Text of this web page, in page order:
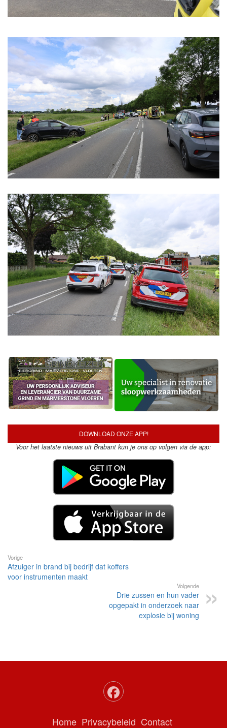
DOWNLOAD ONZE APP!
Voor het laatste nieuws uit Brabant kun je ons op volgen via de app:
Vorige
Afzuiger in brand bij bedrijf dat koffers
voor instrumenten maakt
Volgende
Drie zussen en hun vader
opgepakt in onderzoek naar
explosie bij woning
Home Privacybeleid Contact